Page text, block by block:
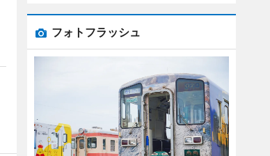
フォトフラッシュ